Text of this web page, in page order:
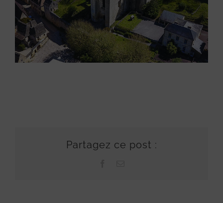
Partagez ce post :